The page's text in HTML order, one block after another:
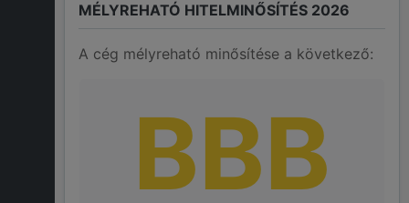
MÉLYREHATÓ HITELMINŐSÍTÉS 2026
A cég mélyreható minősítése a következő:
BBB